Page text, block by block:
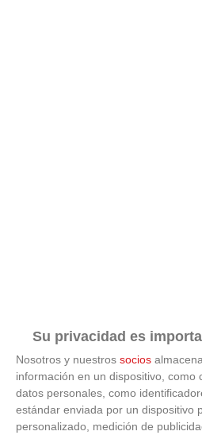
Su privacidad es
Nosotros y nuestros socios
información en un dispositivo, como
datos personales, como
estándar enviada por un dispositivo
personalizado, medición de